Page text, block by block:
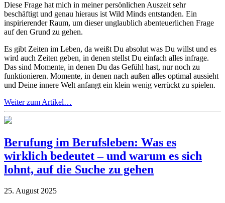
Diese Frage hat mich in meiner persönlichen Auszeit sehr
beschäftigt und genau hieraus ist Wild Minds entstanden. Ein
inspirierender Raum, um dieser unglaublich abenteuerlichen Frage
auf den Grund zu gehen.
Es gibt Zeiten im Leben, da weißt Du absolut was Du willst und es
wird auch Zeiten geben, in denen stellst Du einfach alles infrage.
Das sind Momente, in denen Du das Gefühl hast, nur noch zu
funktionieren. Momente, in denen nach außen alles optimal aussieht
und Deine innere Welt anfangt ein klein wenig verrückt zu spielen.
Weiter zum Artikel…
Berufung im Berufsleben: Was es
wirklich bedeutet – und warum es sich
lohnt, auf die Suche zu gehen
25. August 2025